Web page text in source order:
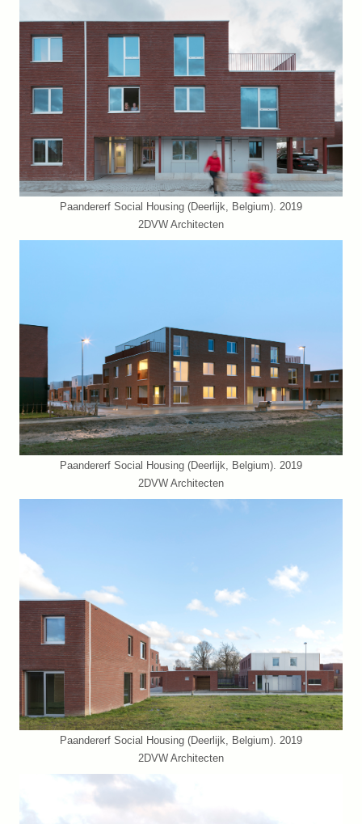
Paandererf Social Housing (Deerlijk, Belgium). 2019
2DVW Architecten
Paandererf Social Housing (Deerlijk, Belgium). 2019
2DVW Architecten
Paandererf Social Housing (Deerlijk, Belgium). 2019
2DVW Architecten